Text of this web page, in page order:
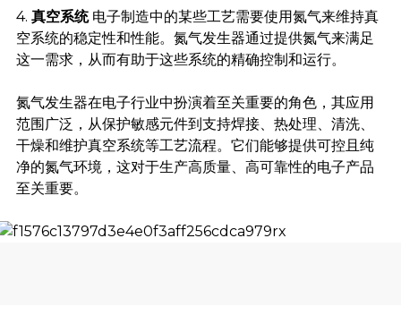
4.真空系统电子制造中的某些工艺需要使用氮气来维持真
空系统的稳定性和性能。氮气发生器通过提供氮气来满足
这一需求，从而有助于这些系统的精确控制和运行。
氮气发生器在电子行业中扮演着至关重要的角色，其应用
范围广泛，从保护敏感元件到支持焊接、热处理、清洗、
干燥和维护真空系统等工艺流程。它们能够提供可控且纯
净的氮气环境，这对于生产高质量、高可靠性的电子产品
至关重要。